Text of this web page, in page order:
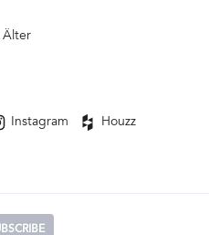
Älter
Instagram
Houzz